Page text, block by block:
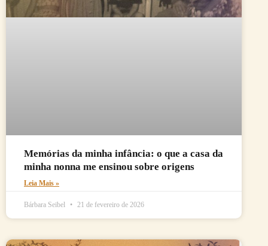
Memórias da minha infância: o que a casa da
minha nonna me ensinou sobre origens
Leia Mais »
Bárbara Seibel 21 de fevereiro de 2026